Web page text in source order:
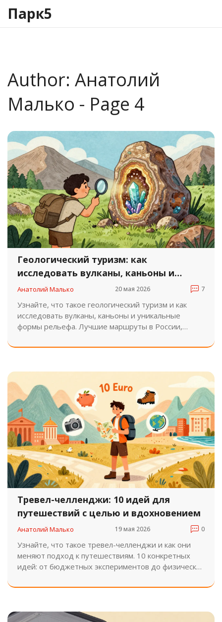
Парк5
Author: Анатолий
Малько - Page 4
Геологический туризм: как
исследовать вулканы, каньоны и
уникальные формы рельефа
Анатолий Малько 20 мая 2026 7
Узнайте, что такое геологический туризм и как
исследовать вулканы, каньоны и уникальные
формы рельефа. Лучшие маршруты в России,
увлекательного вида путешествий.
Тревел-челленджи: 10 идей для
путешествий с целью и вдохновением
Анатолий Малько 19 мая 2026 0
Узнайте, что такое тревел-челленджи и как они
меняют подход к путешествиям. 10 конкретных
идей: от бюджетных экспериментов до физических